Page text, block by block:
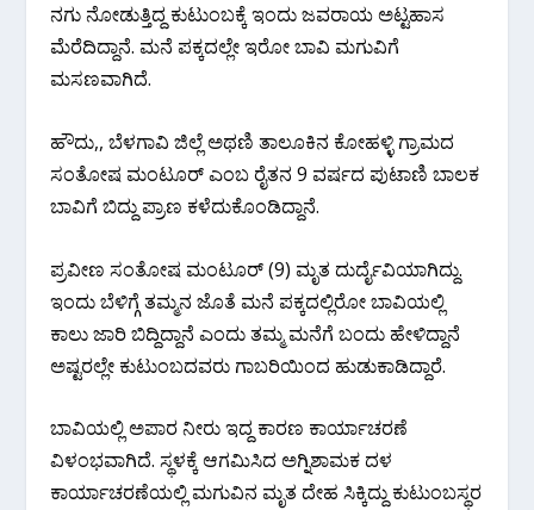
ನಗು ನೋಡುತ್ತಿದ್ದ ಕುಟುಂಬಕ್ಕೆ ಇಂದು ಜವರಾಯ ಅಟ್ಟಹಾಸ
ಮೆರೆದಿದ್ದಾನೆ. ಮನೆ ಪಕ್ಕದಲ್ಲೇ ಇರೋ ಬಾವಿ ಮಗುವಿಗೆ
ಮಸಣವಾಗಿದೆ.
ಹೌದು,, ಬೆಳಗಾವಿ ಜಿಲ್ಲೆ ಅಥಣಿ ತಾಲೂಕಿನ ಕೋಹಳ್ಳಿ ಗ್ರಾಮದ
ಸಂತೋಷ ಮಂಟೂರ್ ಎಂಬ ರೈತನ 9 ವರ್ಷದ ಪುಟಾಣಿ ಬಾಲಕ
ಬಾವಿಗೆ ಬಿದ್ದು ಪ್ರಾಣ ಕಳೆದುಕೊಂಡಿದ್ದಾನೆ.
ಪ್ರವೀಣ ಸಂತೋಷ ಮಂಟೂರ್ (9) ಮೃತ ದುರ್ದೈವಿಯಾಗಿದ್ದು.
ಇಂದು ಬೆಳಿಗ್ಗೆ ತಮ್ಮನ ಜೊತೆ ಮನೆ ಪಕ್ಕದಲ್ಲಿರೋ ಬಾವಿಯಲ್ಲಿ
ಕಾಲು ಜಾರಿ ಬಿದ್ದಿದ್ದಾನೆ ಎಂದು ತಮ್ಮ ಮನೆಗೆ ಬಂದು ಹೇಳಿದ್ದಾನೆ
ಅಷ್ಟರಲ್ಲೇ ಕುಟುಂಬದವರು ಗಾಬರಿಯಿಂದ ಹುಡುಕಾಡಿದ್ದಾರೆ.
ಬಾವಿಯಲ್ಲಿ ಅಪಾರ ನೀರು ಇದ್ದ ಕಾರಣ ಕಾರ್ಯಾಚರಣೆ
ವಿಳಂಭವಾಗಿದೆ. ಸ್ಥಳಕ್ಕೆ ಆಗಮಿಸಿದ ಅಗ್ನಿಶಾಮಕ ದಳ
ಕಾರ್ಯಾಚರಣೆಯಲ್ಲಿ ಮಗುವಿನ ಮೃತ ದೇಹ ಸಿಕ್ಕಿದ್ದು ಕುಟುಂಬಸ್ಥರ